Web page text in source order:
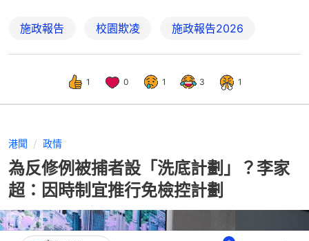
施政報告 校園欺凌 施政報告2026
1 0 1 3 1
港聞 政情
為反修例被捕者設「洗底計劃」？李家
超：因時制宜推行免檢控計劃